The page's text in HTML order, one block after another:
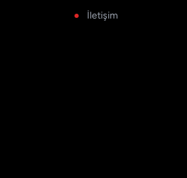
İletişim